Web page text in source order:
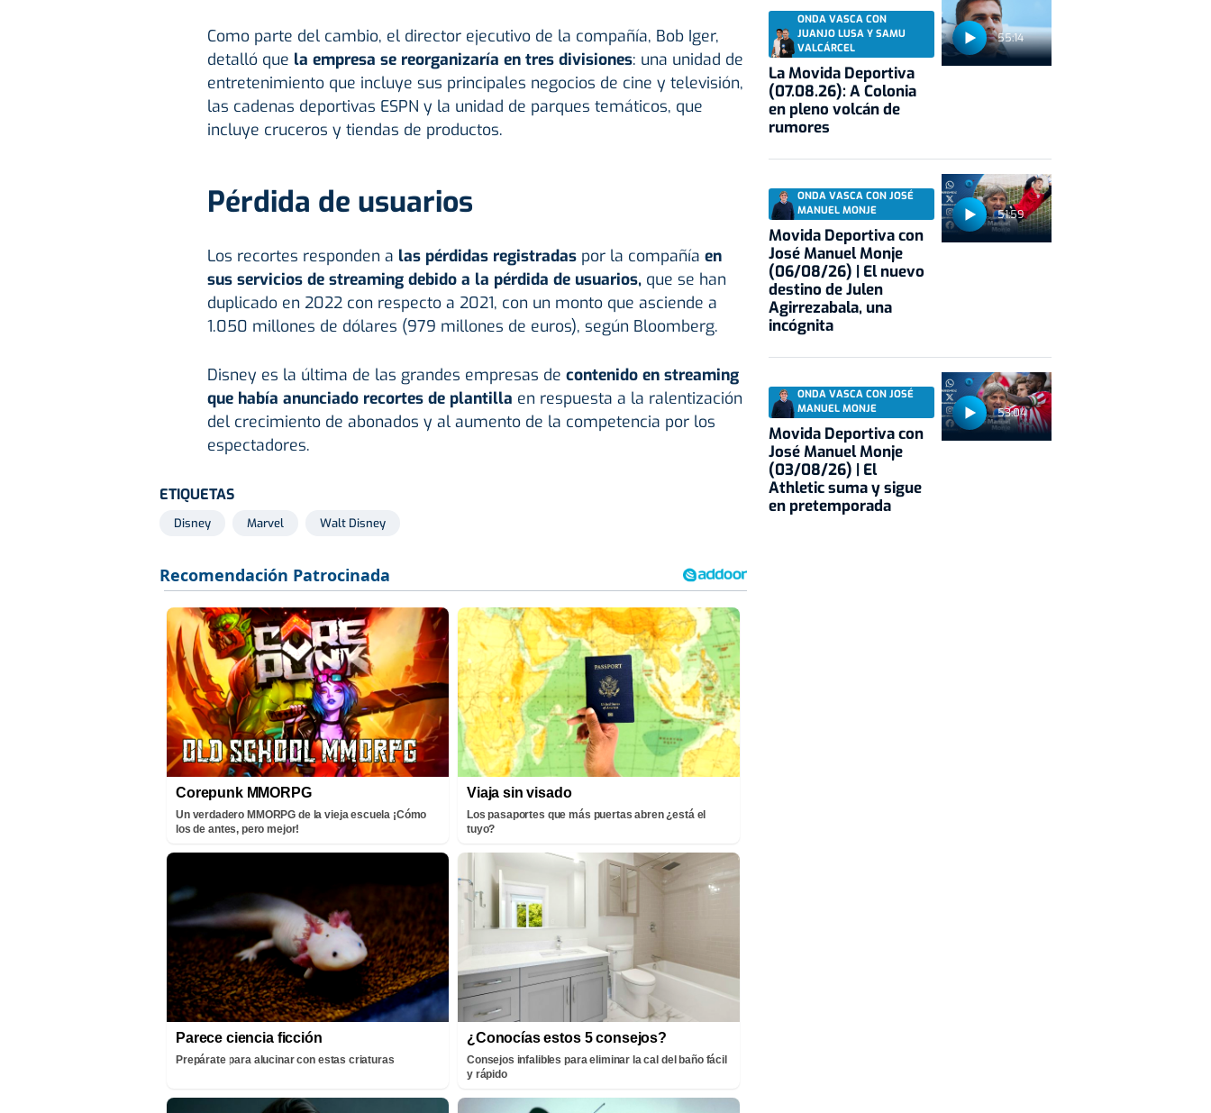
Como parte del cambio, el director ejecutivo de la compañía, Bob Iger,
detalló que la empresa se reorganizaría en tres divisiones: una unidad de
entretenimiento que incluye sus principales negocios de cine y televisión,
las cadenas deportivas ESPN y la unidad de parques temáticos, que
incluye cruceros y tiendas de productos.
Pérdida de usuarios
Los recortes responden a las pérdidas registradaspor la compañía en
sus servicios de streaming debido a la pérdida de usuarios,que se han
duplicado en 2022 con respecto a 2021, con un monto que asciende a
1.050 millones de dólares (979 millones de euros), según Bloomberg.
Disney es la última de las grandes empresas de contenido en streaming
que había anunciado recortes de plantilla en respuesta a la ralentización
del crecimiento de abonados y al aumento de la competencia por los
espectadores.
ETIQUETAS
Disney Marvel Walt Disney
Corepunk MMORPG
Un verdadero MMORPG de la vieja escuela ¡Cómo
los de antes, pero mejor!
Viaja sin visado
Los pasaportes que más puertas abren ¿está el
tuyo?
Parece ciencia ficción
Prepárate para alucinar con estas criaturas
¿Conocías estos 5 consejos?
Consejos infalibles para eliminar la cal del baño fácil
y rápido
55:14
ONDA VASCA CON
JUANJO LUSA Y SAMU
VALCÁRCEL
La Movida Deportiva
(07.08.26): A Colonia
en pleno volcán de
rumores
51:59
ONDA VASCA CON JOSÉ
MANUEL MONJE
Movida Deportiva con
José Manuel Monje
(06/08/26) | El nuevo
destino de Julen
Agirrezabala, una
incógnita
53:04
ONDA VASCA CON JOSÉ
MANUEL MONJE
Movida Deportiva con
José Manuel Monje
(03/08/26) | El
Athletic suma y sigue
en pretemporada